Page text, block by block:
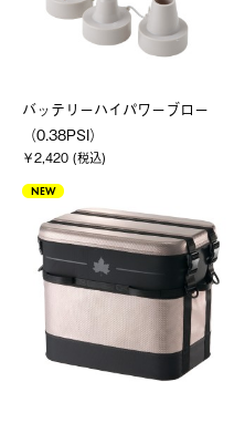
バッテリーハイパワーブロー
（0.38PSI）
￥2,420 (税込)
NEW